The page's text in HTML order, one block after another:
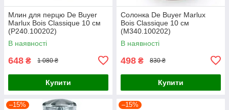
Млин для перцю De Buyer
Marlux Bois Classique 10 см
(P240.100202)
В наявності
648 ₴ 1 080 ₴
Купити
Солонка De Buyer Marlux
Bois Classique 10 см
(M340.100202)
В наявності
498 ₴ 830 ₴
Купити
–15% –15%